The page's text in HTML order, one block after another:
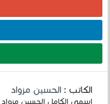
الكاتب :الحسين مزواد